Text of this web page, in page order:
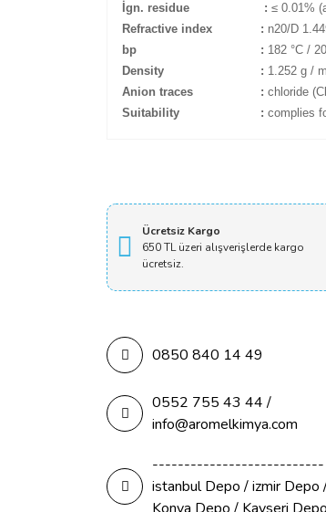
İgn. residue
: ≤ 0.01%
Refractive index
: n20/D
bp
: 182 °C /
Density
: 1.252 g /
Anion traces
: chloride
Suitability
: complies
Depo ve sevkiyatta
Ücretsiz Kargo
650 TL üzeri alışverişlerde kargo
ücretsiz.
0850 840 14 49
0552 755 43 44 /
info@aromelkimya.com
---------------------------
istanbul Depo / izmir Depo